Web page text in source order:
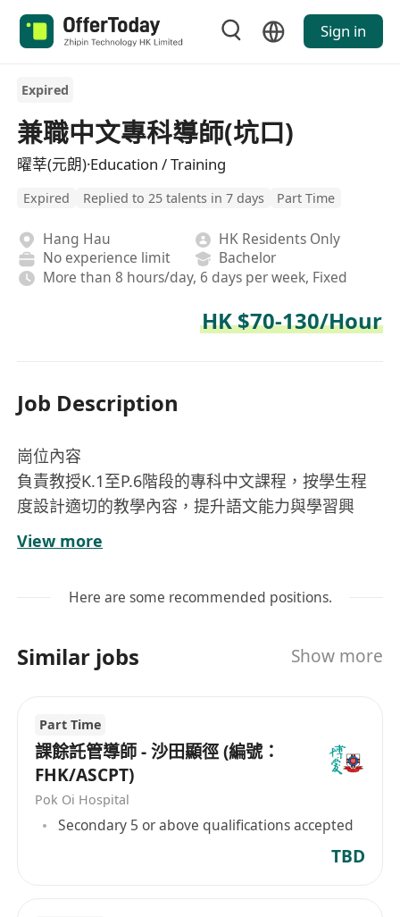
Sign in
Expired
兼職中文專科導師(坑口)
曜莘(元朗)·Education / Training
Expired Replied to 25 talents in 7 days Part Time
Hang Hau
HK Residents Only
No experience limit
Bachelor
More than 8 hours/day, 6 days per week, Fixed
HK $70-130/Hour
Job Description
崗位內容
負責教授K.1至P.6階段的專科中文課程，按學生程
度設計適切的教學內容，提升語文能力與學習興
趣。
根據課程目標製作及準備教材，包括課堂筆記、練
管理學生行為，促進良好學習風氣。
配合中心運作需求，參與教學質素管理，定期向經
理匯報課堂表現與營運情況，推動教學服務持續優
化。
工作要求
具備大學學歷，擁有幼兒教育或小學教學經驗者優
View more
Here are some recommended positions.
Similar jobs Show more
Part Time
課餘託管導師 - 沙田顯徑 (編號：
FHK/ASCPT)
Pok Oi Hospital
Secondary 5 or above qualifications accepted
TBD